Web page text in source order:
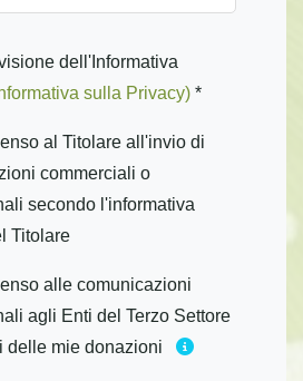
dell'Informativa
sulla Privacy) *
al Titolare all'invio di
commerciali o
secondo l'informativa
Titolare
alle comunicazioni
agli Enti del Terzo Settore
delle mie donazioni